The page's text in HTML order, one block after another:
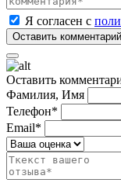
Я согласен с
Оставить
Фамилия, Имя
Телефон*
Email*